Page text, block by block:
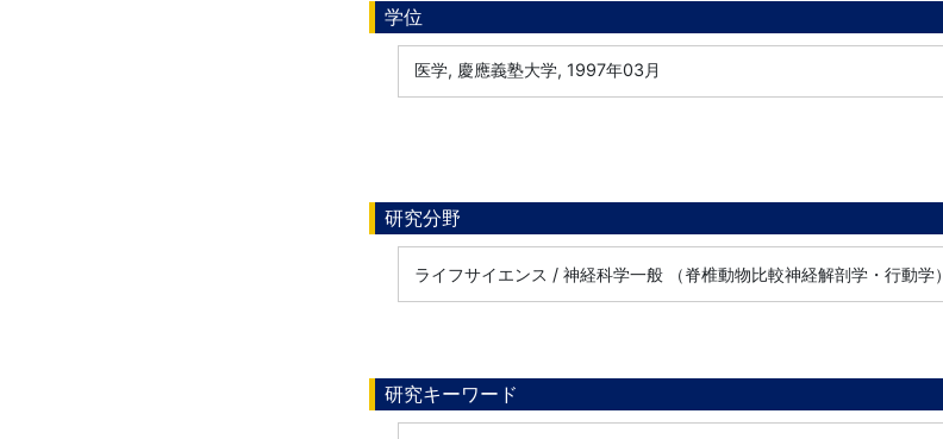
学位
医学, 慶應義塾大学, 1997年03月
研究分野
ライフサイエンス / 神経科学一般 （脊椎動物比較神経解剖学・行動学）
研究キーワード